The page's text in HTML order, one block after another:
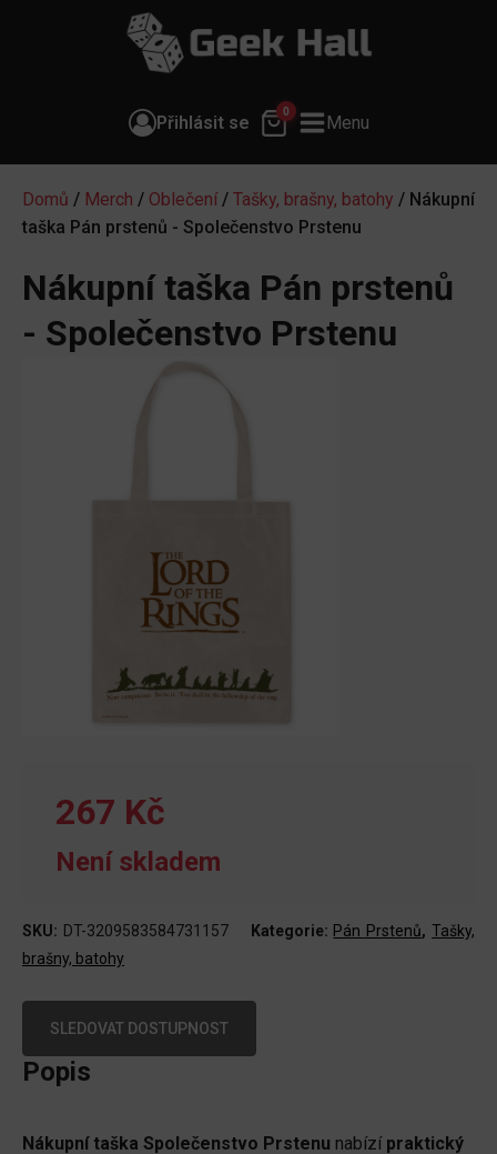
Přihlásit se
0
Menu
Domů / Merch / Oblečení / Tašky, brašny, batohy / Nákupní
taška Pán prstenů - Společenstvo Prstenu
Nákupní taška Pán prstenů
- Společenstvo Prstenu
267 Kč
Není skladem
SKU: DT-3209583584731157 Kategorie: Pán Prstenů,Tašky,
brašny, batohy
SLEDOVAT DOSTUPNOST
Popis
Nákupní taška Společenstvo Prstenu nabízí praktický